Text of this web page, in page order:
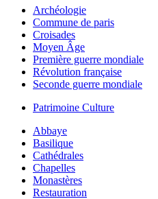
Archéologie
Commune de paris
Croisades
Moyen Âge
Première guerre mondiale
Révolution française
Seconde guerre mondiale
Patrimoine Culture
Abbaye
Basilique
Cathédrales
Chapelles
Monastères
Restauration